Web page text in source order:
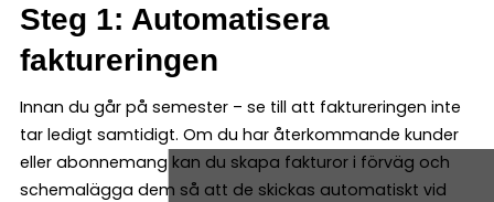
Steg 1: Automatisera
faktureringen
Innan du går på semester – se till att faktureringen inte
tar ledigt samtidigt. Om du har återkommande kunder
eller abonnemang kan du skapa fakturor i förväg och
schemalägga dem så att de skickas automatiskt vid